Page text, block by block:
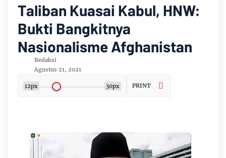
Taliban Kuasai Kabul, HNW:
Bukti Bangkitnya
Nasionalisme Afghanistan
Redaksi
Agustus 21, 2021
12px 30px PRINT